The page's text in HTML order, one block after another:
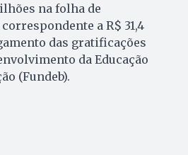
na folha de
a R$ 31,4
das gratificações
da Educação
(Fundeb).